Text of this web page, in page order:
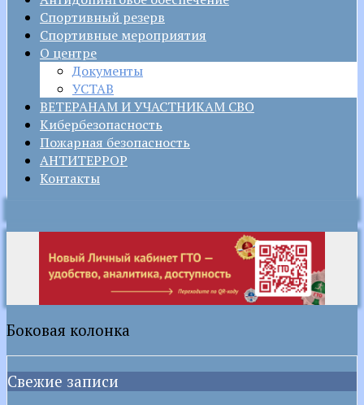
Спортивный резерв
Спортивные мероприятия
О центре
Документы
УСТАВ
ВЕТЕРАНАМ И УЧАСТНИКАМ СВО
Кибербезопасность
Пожарная безопасность
АНТИТЕРРОР
Контакты
Боковая колонка
Свежие записи